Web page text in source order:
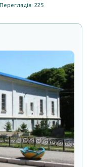
Переглядів: 225